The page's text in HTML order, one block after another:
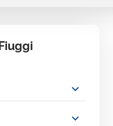
expand_more
expand_more